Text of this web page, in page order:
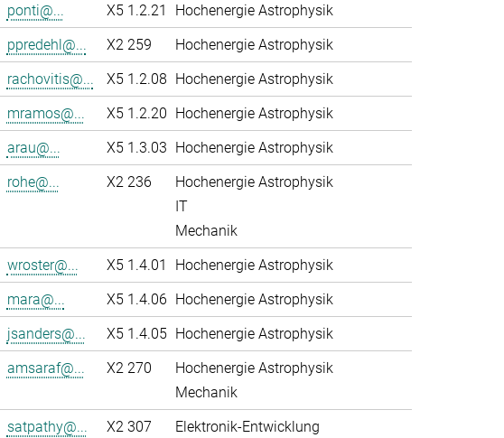
ponti@... X5 1.2.21
Hochenergie Astrophysik
ppredehl@... X2 259
Hochenergie Astrophysik
rachovitis@... X5 1.2.08 Hochenergie Astrophysik
mramos@... X5 1.2.20 Hochenergie Astrophysik
arau@... X5 1.3.03 Hochenergie Astrophysik
rohe@... X2 236
Hochenergie Astrophysik
IT
Mechanik
wroster@... X5 1.4.01
Hochenergie Astrophysik
mara@... X5 1.4.06 Hochenergie Astrophysik
jsanders@... X5 1.4.05 Hochenergie Astrophysik
amsaraf@... X2 270
Hochenergie Astrophysik
Mechanik
satpathy@... X2 307 Elektronik-Entwicklung